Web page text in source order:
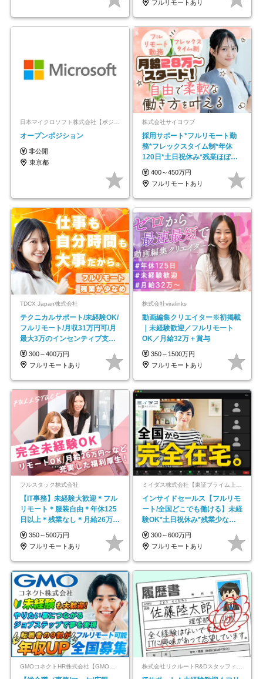
フルリモートあり
日本マイクロソフト株式会社【ポジションマッチ登録】
オープンポジション
非公開
東京都
株式会社サイヨウブ
採用サポート*フルリモート勤
務*フレックスタイム制*年休
120日*土日祝休み*残業ほぼな
し*育児中社員8割以上
400～450万円
フルリモートあり
TDCX Japan株式会社
テクニカルサポート/未経験OK/
フルリモート/月収31万円可/月
最大3万のインセンティブ支給/
平均年齢33歳
300～400万円
フルリモートあり
株式会社viralinks
動画編集クリエイター※初掲載
｜未経験歓迎／フルリモート
OK／月給32万＋賞与
350～1500万円
フルリモートあり
フルスタック株式会社
【IT事務】未経験大歓迎＊フル
リモート＊服装自由＊年休125
日以上＊残業なし＊月給26万円
以上
350～500万円
フルリモートあり
ミイダス株式会社【東証プライム上場パーソルグループ】
インサイドセールス【フルリモ
ート/全国どこでも働ける】未経
験OK*土日祝休み*残業少なめ*
在宅勤務手当あり
300～600万円
フルリモートあり
GMOコネクトHR株式会社【GMOインターネットグループ】